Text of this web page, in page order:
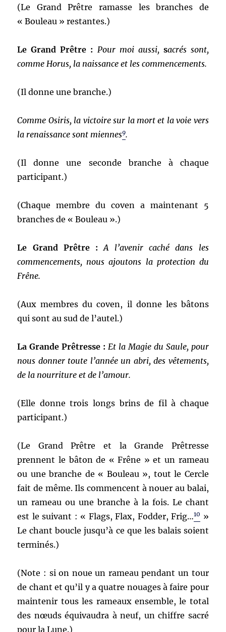
(Le Grand Prêtre ramasse les branches de
« Bouleau » restantes.)
Le Grand Prêtre : Pour moi aussi, sacrés sont,
comme Horus, la naissance et les commencements.
(Il donne une branche.)
Comme Osiris, la victoire sur la mort et la voie vers
la renaissance sont miennes9.
(Il donne une seconde branche à chaque
participant.)
(Chaque membre du coven a maintenant 5
branches de « Bouleau ».)
Le Grand Prêtre : A l’avenir caché dans les
commencements, nous ajoutons la protection du
Frêne.
(Aux membres du coven, il donne les bâtons
qui sont au sud de l’autel.)
La Grande Prêtresse : Et la Magie du Saule, pour
nous donner toute l’année un abri, des vêtements,
de la nourriture et de l’amour.
(Elle donne trois longs brins de fil à chaque
participant.)
(Le Grand Prêtre et la Grande Prêtresse
prennent le bâton de « Frêne » et un rameau
ou une branche de « Bouleau », tout le Cercle
fait de même. Ils commencent à nouer au balai,
un rameau ou une branche à la fois. Le chant
est le suivant : « Flags, Flax, Fodder, Frig…10 »
Le chant boucle jusqu’à ce que les balais soient
terminés.)
(Note : si on noue un rameau pendant un tour
de chant et qu’il y a quatre nouages à faire pour
maintenir tous les rameaux ensemble, le total
des nœuds équivaudra à neuf, un chiffre sacré
pour la Lune.)